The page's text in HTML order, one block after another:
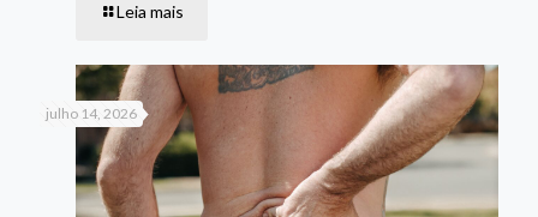
Leia mais
julho 14, 2026